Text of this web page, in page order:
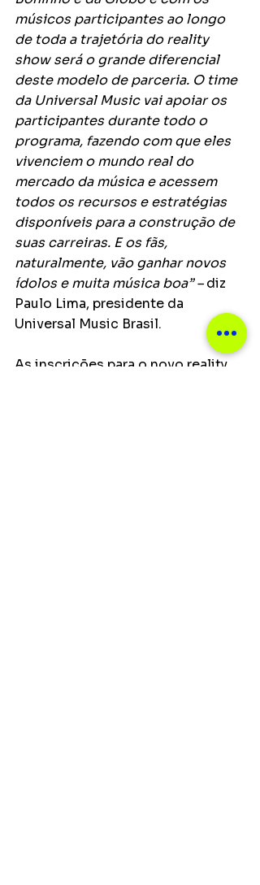
músicos participantes ao longo
de toda a trajetória do reality
show será o grande diferencial
deste modelo de parceria. O time
da Universal Music vai apoiar os
participantes durante todo o
programa, fazendo com que eles
vivenciem o mundo real do
mercado da música e acessem
todos os recursos e estratégias
disponíveis para a construção de
suas carreiras. E os fãs,
naturalmente, vão ganhar novos
ídolos e muita música boa” – diz
Paulo Lima, presidente da
Universal Music Brasil.
As inscrições para o novo reality